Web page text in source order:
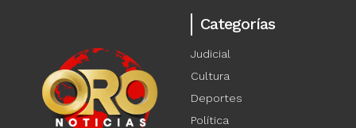
Categorías
Judicial
Cultura
Deportes
Política